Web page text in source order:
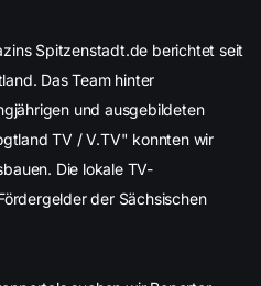
Spitzenstadt.de berichtet seit
Das Team hinter
und ausgebildeten
TV / V.TV" konnten wir
Die lokale TV-
der Sächsischen